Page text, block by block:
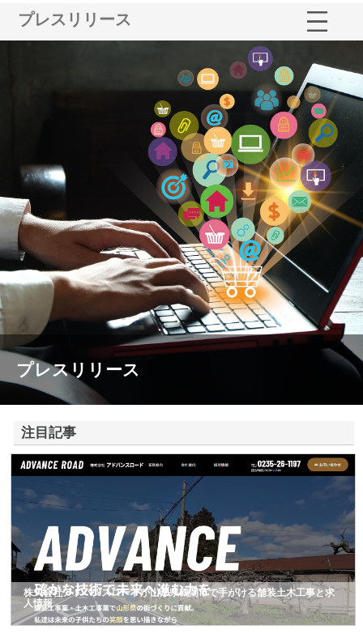
プレスリリース
プレスリリース
注目記事
株式会社アドバンスロードが山形県鶴岡市で手がける舗装土木工事と求
人情報